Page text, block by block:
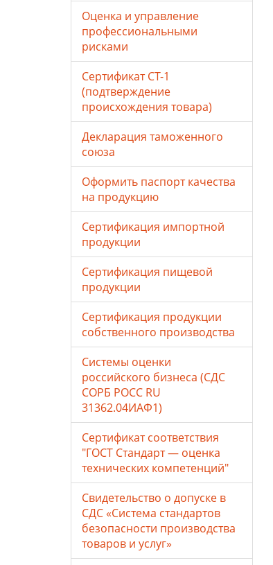
Оценка и управление
профессиональными
рисками
Сертификат СТ-1
(подтверждение
происхождения товара)
Декларация таможенного
союза
Оформить паспорт качества
на продукцию
Сертификация импортной
продукции
Сертификация пищевой
продукции
Сертификация продукции
собственного производства
Системы оценки
российского бизнеса (СДС
СОРБ РОСС RU
31362.04ИАФ1)
Сертификат соответствия
"ГОСТ Стандарт — оценка
технических компетенций"
Свидетельство о допуске в
СДС «Система стандартов
безопасности производства
товаров и услуг»